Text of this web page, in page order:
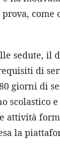
come
sedute, il
di
giorni di
scolastico
attività
la